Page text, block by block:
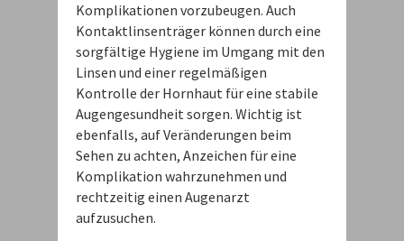
Komplikationen vorzubeugen. Auch
Kontaktlinsenträger können durch eine
sorgfältige Hygiene im Umgang mit den
Linsen und einer regelmäßigen
Kontrolle der Hornhaut für eine stabile
Augengesundheit sorgen. Wichtig ist
ebenfalls, auf Veränderungen beim
Sehen zu achten, Anzeichen für eine
Komplikation wahrzunehmen und
rechtzeitig einen Augenarzt
aufzusuchen.